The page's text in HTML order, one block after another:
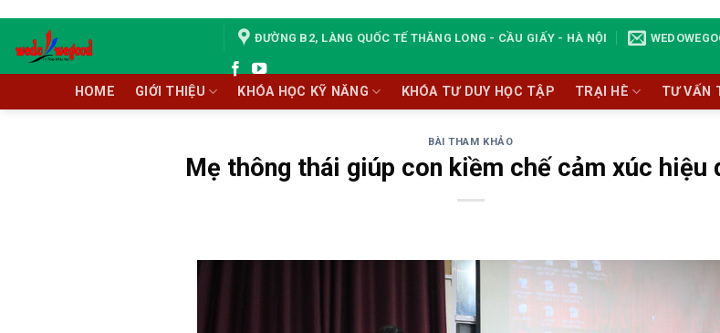
content
ĐƯỜNG B2, LÀNG QUỐC TẾ THĂNG LONG - CẦU GIẤY - HÀ NỘI
HOME GIỚI THIỆU KHÓA HỌC KỸ NĂNG KHÓA TƯ DUY HỌC TẬP TRẠI HÈ TƯ VẤN
BÀI THAM KHẢO
Mẹ thông thái giúp con kiềm chế cảm xúc hiệu